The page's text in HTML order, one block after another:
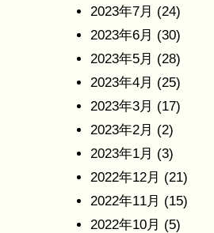
2023年7月 (24)
2023年6月 (30)
2023年5月 (28)
2023年4月 (25)
2023年3月 (17)
2023年2月 (2)
2023年1月 (3)
2022年12月 (21)
2022年11月 (15)
2022年10月 (5)